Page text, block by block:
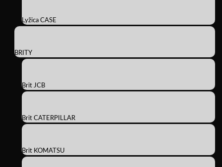
Lyžica CASE
BRITY
Brit JCB
Brit CATERPILLAR
Brit KOMATSU